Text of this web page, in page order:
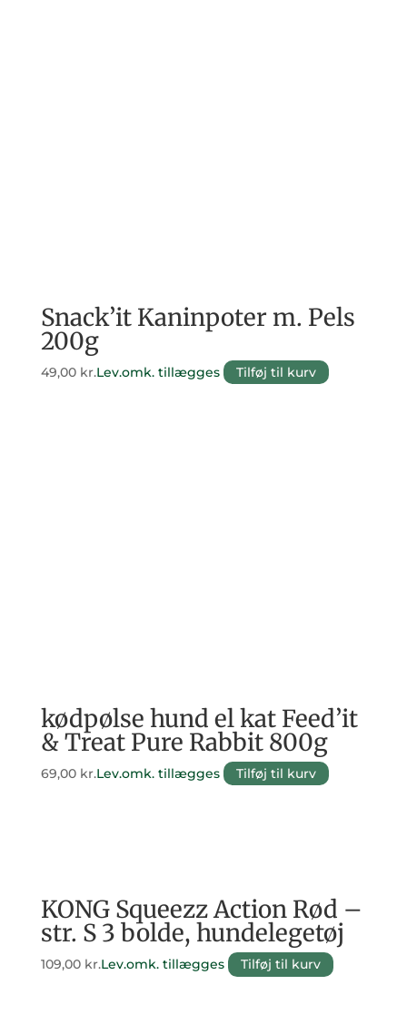
Snack’it Kaninpoter m. Pels
200g
49,00 kr.Lev.omk. tillægges Tilføj til kurv
kødpølse hund el kat Feed’it
& Treat Pure Rabbit 800g
69,00 kr.Lev.omk. tillægges Tilføj til kurv
KONG Squeezz Action Rød –
str. S 3 bolde, hundelegetøj
109,00 kr.Lev.omk. tillægges Tilføj til kurv